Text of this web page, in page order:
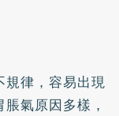
規律，容易出現
氣原因多樣，